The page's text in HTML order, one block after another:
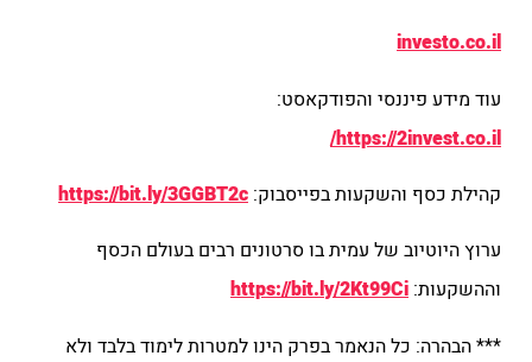
investo.co.il
עוד מידע פיננסי והפודקאסט:
https://2invest.co.il/
קהילת כסף והשקעות בפייסבוק: https://bit.ly/3GGBT2c
ערוץ היוטיוב של עמית בו סרטונים רבים בעולם הכסף
וההשקעות: https://bit.ly/2Kt99Ci
*** הבהרה: כל הנאמר בפרק הינו למטרות לימוד בלבד ולא